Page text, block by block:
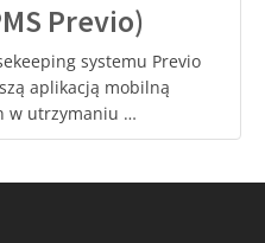
Previo)
systemu Previo
aplikacją mobilną
w utrzymaniu …